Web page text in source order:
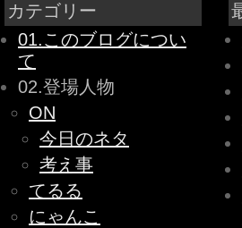
カテゴリー
01.このブログについ
て
02.登場人物
ON
今日のネタ
考え事
てるる
にゃんこ